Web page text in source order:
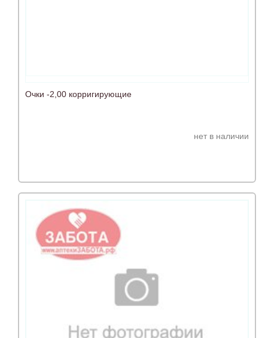
Очки -2,00 корригирующие
нет в наличии